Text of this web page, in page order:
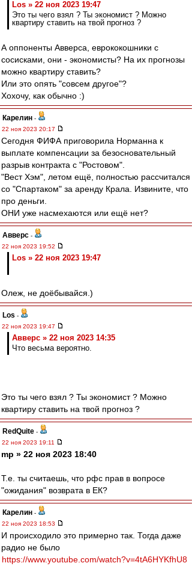
Los » 22 ноя 2023 19:47
Это ты чего взял ? Ты экономист ? Можно
квартиру ставить на твой прогноз ?
А оппоненты Авверса, еврококошники с
сосисками, они - экономисты? На их прогнозы
можно квартиру ставить?
Или это опять "совсем другое"?
Хохочу, как обычно :)
Карелин -
22 ноя 2023 20:17
Сегодня ФИФА приговорила Норманна к
выплате компенсации за безосновательный
разрыв контракта с "Ростовом".
"Вест Хэм", летом ещё, полностью рассчитался
со "Спартаком" за аренду Крала. Извините, что
про деньги.
ОНИ уже насмехаются или ещё нет?
Авверс -
22 ноя 2023 19:52
Los » 22 ноя 2023 19:47
Олеж, не доёбывайся.)
Los -
22 ноя 2023 19:47
Авверс » 22 ноя 2023 14:35
Что весьма вероятно.
Это ты чего взял ? Ты экономист ? Можно
квартиру ставить на твой прогноз ?
RedQuite -
22 ноя 2023 19:11
mp » 22 ноя 2023 18:40
Т.е. ты считаешь, что рфс прав в вопросе
"ожидания" возврата в ЕК?
Карелин -
22 ноя 2023 18:53
И происходило это примерно так. Тогда даже
радио не было
https://www.youtube.com/watch?v=4tA6HYKfhU8